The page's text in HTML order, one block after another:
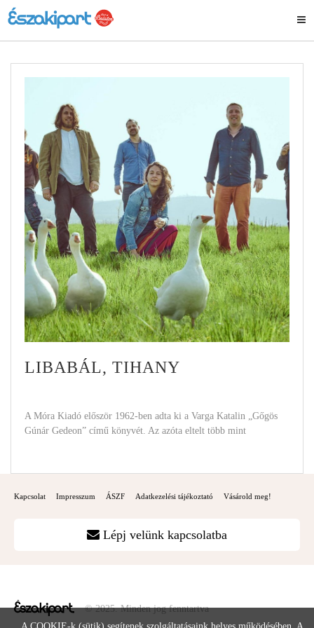
LIBABÁL, TIHANY
A Móra Kiadó először 1962-ben adta ki a Varga Katalin „Gőgös
Gúnár Gedeon” című könyvét. Az azóta eltelt több mint
Kapcsolat Impresszum ÁSZF Adatkezelési tájékoztató Vásárold meg!
Lépj velünk kapcsolatba
© 2025. Minden jog fenntartva